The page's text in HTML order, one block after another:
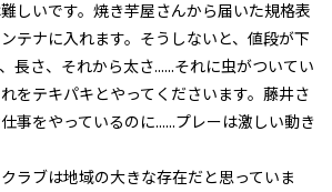
しいです。焼き芋屋さんから届いた規格表
テナに入れます。そうしないと、値段が下
長さ、それから太さ......それに虫がついてい
をテキパキとやってくださいます。藤井さ
事をやっているのに......プレーは激しい動き
ラブは地域の大きな存在だと思っていま